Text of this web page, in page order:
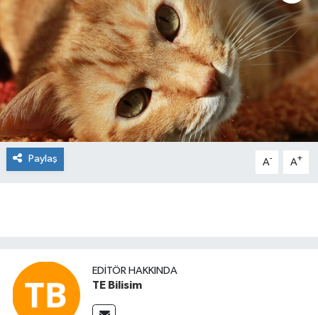
Paylaş A- A+
EDITÖR HAKKINDA
TE Bilisim
Sağlık
Kültür & Sanat